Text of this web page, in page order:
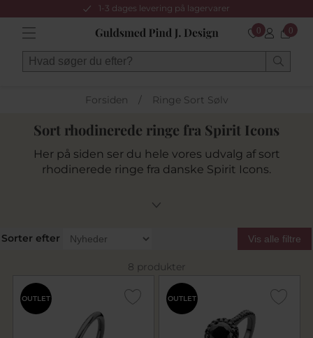
1-3 dages levering på lagervarer
0 0
Forsiden / Ringe Sort Sølv
Sort rhodinerede ringe fra Spirit Icons
Her på siden ser du hele vores udvalg af sort
rhodinerede ringe fra danske Spirit Icons.
Sorter efter Vis alle filtre
8 produkter
OUTLET OUTLET